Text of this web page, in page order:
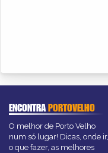
ENCONTRAPORTOVELHO
O melhor de Porto Velho
num só lugar! Dicas, onde ir,
o que fazer, as melhores